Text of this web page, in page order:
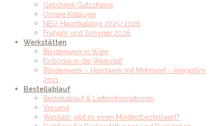
Geschenk Gutscheine
Unsere Kataloge
NEU: Hauptkatalog 2025/2026
Frühjahr und Sommer 2026
Werkstätten
Blindenwerk in Wien
Einblicke in die Werkstatt
Blindenwerk – Handwerk mit Mehrwert – Imagefilm
2021
Bestellablauf
Bestellablauf & Lieferinformationen
Versand
Weshalb gibt es einen Mindestbestellwert?